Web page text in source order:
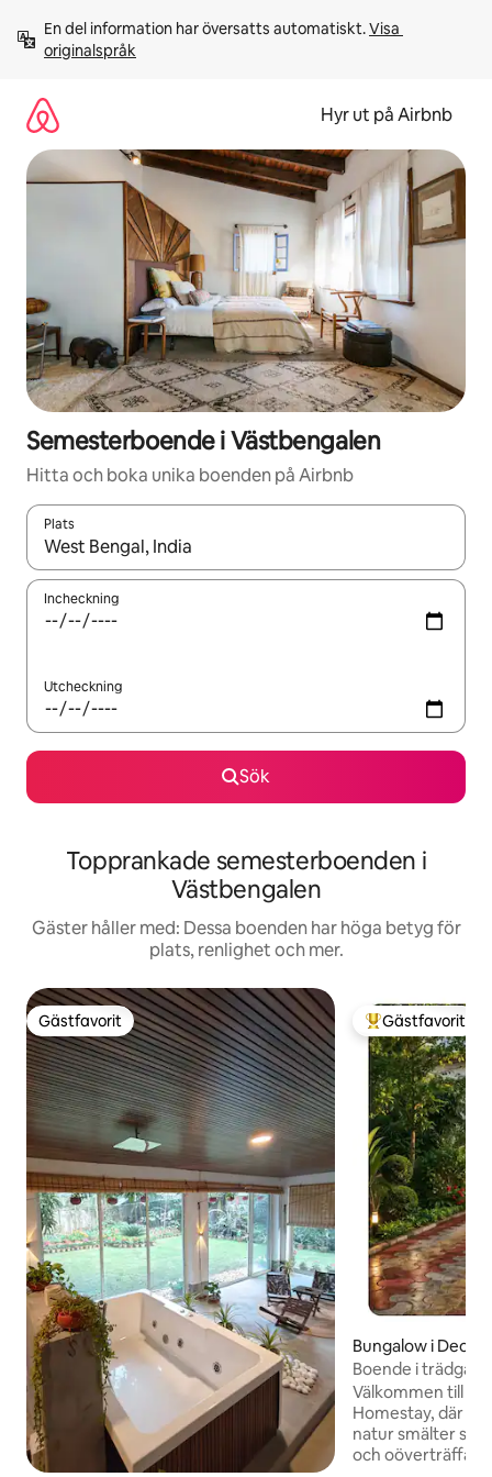
innehåll
En del information har översatts automatiskt. Visa
originalspråk
Hyr ut på Airbnb
Semesterboende i Västbengalen
Hitta och boka unika boenden på Airbnb
Plats
När resultaten är tillgängliga kan du navigera med upp- och
Incheckning
Utcheckning
Sök
Topprankade semesterboenden i
Västbengalen
Gäster håller med: Dessa boenden har höga betyg för
plats, renlighet och mer.
Gästfavorit
Gästfavorit Populär
Gästfavorit
Bungalow i
Boende i
Välkommen till
Homestay, där
natur smälter
och oöverträffad